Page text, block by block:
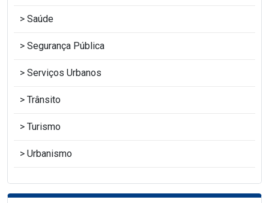
Saúde
Segurança Pública
Serviços Urbanos
Trânsito
Turismo
Urbanismo